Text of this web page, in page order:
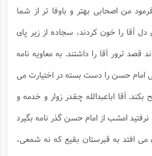
من اصحابی بهتر و باوفا تر از شما
آقا را خون کردند، سجاده از زیر پای
قصد ترور آقا را داشتند. به معاویه نامه
امام حسن را دست بسته در اختیارت می
آقا اباعبدالله چقدر زوار و خدمه و
امشب از امام حسن گذر نامه بگیرد
افتد به قبرستان بقیع که نه شمعی،